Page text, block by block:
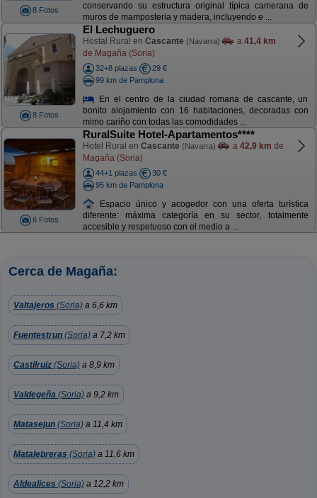
8 Fotos
conservando su estructura original típica camerana de
muros de mamposteria y madera, incluyendo e ...
8 Fotos
El Lechuguero
Hostal Rural en Cascante (Navarra) a 41,4 km
de Magaña (Soria)
32+8 plazas
29 €
99 km de Pamplona
En el centro de la ciudad romana de cascante, un
bonito alojamiento con 16 habitaciones, decoradas con
mimo cariño con todas las comodidades ...
6 Fotos
RuralSuite Hotel-Apartamentos****
Hotel Rural en Cascante (Navarra) a 42,9 km de
Magaña (Soria)
44+1 plazas
30 €
95 km de Pamplona
Espacio único y acogedor con una oferta turística
diferente: máxima categoría en su sector, totalmente
accesible y respetuoso con el medio a ...
Cerca de Magaña:
Valtajeros (Soria) a 6,6 km
Fuentestrun (Soria) a 7,2 km
Castilruiz (Soria) a 8,9 km
Valdegeña (Soria) a 9,2 km
Matasejun (Soria) a 11,4 km
Matalebreras (Soria) a 11,6 km
Aldealices (Soria) a 12,2 km